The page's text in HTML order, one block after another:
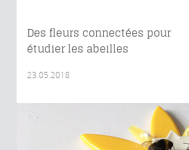
Des fleurs connectées pour
étudier les abeilles
23.05.2018